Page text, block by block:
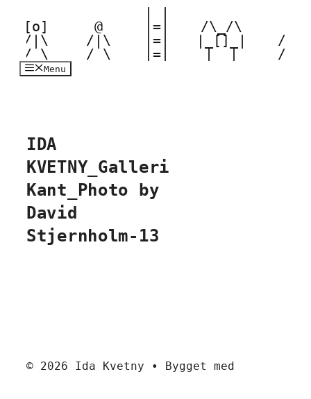
indhold
[o]
/|\
/ \
  @
/|\
/ \
| |
|=|
|=|
|=|
/\_/\
|_[]_|
|__|
/|\
/ \
Menu
IDA
KVETNY_Galleri
Kant_Photo by
David
Stjernholm-13
© 2026 Ida Kvetny • Bygget med